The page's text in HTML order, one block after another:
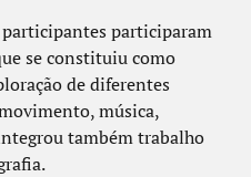
participaram
se constituiu como
de diferentes
música,
também trabalho